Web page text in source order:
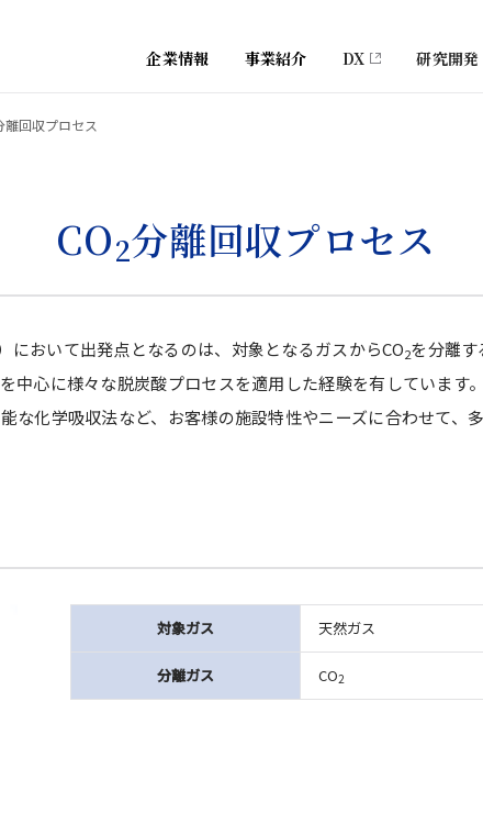
企業情報 事業紹介 DX 研究開発
離回収プロセス
CO2分離回収プロセス
おいて出発点となるのは、対象となるガスからCO2を分離
を中心に様々な脱炭酸プロセスを適用した経験を有しています
な化学吸収法など、お客様の施設特性やニーズに合わせて、
対象ガス 天然ガス
分離ガス CO2